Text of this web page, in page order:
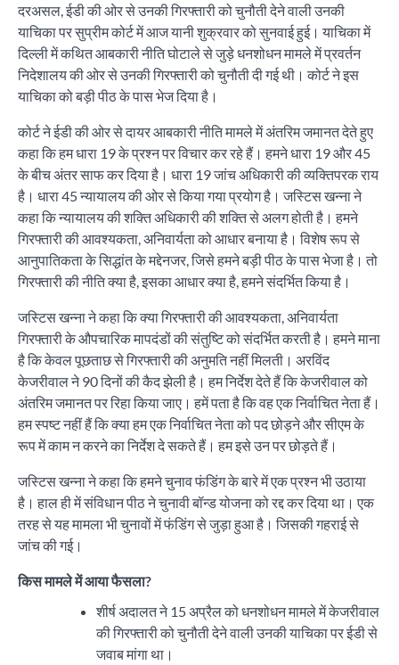
दरअसल, ईडी की ओर से उनकी गिरफ्तारी को चुनौती देने वाली उनकी
याचिका पर सुप्रीम कोर्ट में आज यानी शुक्रवार को सुनवाई हुई। याचिका में
दिल्ली में कथित आबकारी नीति घोटाले से जुड़े धनशोधन मामले में प्रवर्तन
निदेशालय की ओर से उनकी गिरफ्तारी को चुनौती दी गई थी। कोर्ट ने इस
याचिका को बड़ी पीठ के पास भेज दिया है।
कोर्ट ने ईडी की ओर से दायर आबकारी नीति मामले में अंतरिम जमानत देते हुए
कहा कि हम धारा 19 के प्रश्न पर विचार कर रहे हैं। हमने धारा 19 और 45
के बीच अंतर साफ कर दिया है। धारा 19 जांच अधिकारी की व्यक्तिपरक राय
है। धारा 45 न्यायालय की ओर से किया गया प्रयोग है। जस्टिस खन्ना ने
कहा कि न्यायालय की शक्ति अधिकारी की शक्ति से अलग होती है। हमने
गिरफ्तारी की आवश्यकता, अनिवार्यता को आधार बनाया है। विशेष रूप से
आनुपातिकता के सिद्धांत के मद्देनजर, जिसे हमने बड़ी पीठ के पास भेजा है। तो
गिरफ्तारी की नीति क्या है, इसका आधार क्या है, हमने संदर्भित किया है।
जस्टिस खन्ना ने कहा कि क्या गिरफ्तारी की आवश्यकता, अनिवार्यता
गिरफ्तारी के औपचारिक मापदंडों की संतुष्टि को संदर्भित करती है। हमने माना
है कि केवल पूछताछ से गिरफ्तारी की अनुमति नहीं मिलती। अरविंद
केजरीवाल ने 90 दिनों की कैद झेली है। हम निर्देश देते हैं कि केजरीवाल को
अंतरिम जमानत पर रिहा किया जाए। हमें पता है कि वह एक निर्वाचित नेता हैं।
हम स्पष्ट नहीं हैं कि क्या हम एक निर्वाचित नेता को पद छोड़ने और सीएम के
रूप में काम न करने का निर्देश दे सकते हैं। हम इसे उन पर छोड़ते हैं।
जस्टिस खन्ना ने कहा कि हमने चुनाव फंडिंग के बारे में एक प्रश्न भी उठाया
है। हाल ही में संविधान पीठ ने चुनावी बॉन्ड योजना को रद्द कर दिया था। एक
तरह से यह मामला भी चुनावों में फंडिंग से जुड़ा हुआ है। जिसकी गहराई से
जांच की गई।
किस मामले में आया फैसला?
शीर्ष अदालत ने 15 अप्रैल को धनशोधन मामले में केजरीवाल
की गिरफ्तारी को चुनौती देने वाली उनकी याचिका पर ईडी से
जवाब मांगा था।